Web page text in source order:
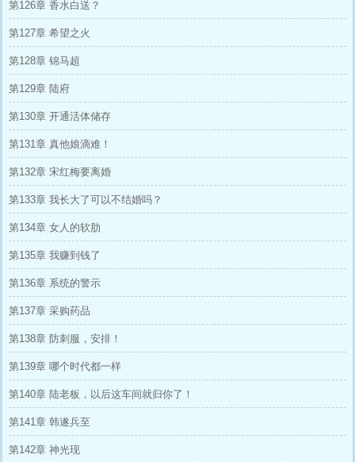
第126章 香水白送？
第127章 希望之火
第128章 锦马超
第129章 陆府
第130章 开通活体储存
第131章 真他娘滴难！
第132章 宋红梅要离婚
第133章 我长大了可以不结婚吗？
第134章 女人的软肋
第135章 我赚到钱了
第136章 系统的警示
第137章 采购药品
第138章 防刺服，安排！
第139章 哪个时代都一样
第140章 陆老板，以后这车间就归你了！
第141章 韩遂兵至
第142章 神光现